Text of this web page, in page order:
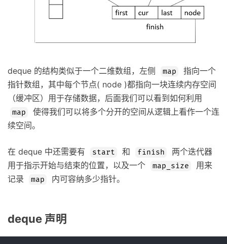
deque 的结构类似于一个二维数组，左侧 map
指向一个
指针数组，其中每个节点( node )都指向一块连续内存空间
（缓冲区）用于存储数据，后面我们可以看到如何利用
map
使得我们可以将多个分开的空间从逻辑上看作一个连
续空间。
在 deque 中还需要有 start 和 finish
两个迭代器
用于指示开始与结束的位置，以及一个
map_size
用来
记录
map 内可容纳多少指针。
deque 声明